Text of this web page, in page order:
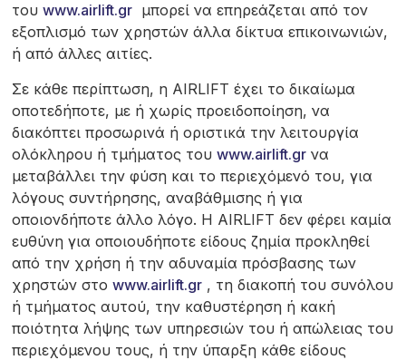
του www.airlift.grμπορεί να επηρεάζεται από τον
εξοπλισμό των χρηστών άλλα δίκτυα επικοινωνιών,
ή από άλλες αιτίες.
Σε κάθε περίπτωση, η AIRLIFT έχει το δικαίωμα
οποτεδήποτε, με ή χωρίς προειδοποίηση, να
διακόπτει προσωρινά ή οριστικά την λειτουργία
ολόκληρου ή τμήματος του www.airlift.grνα
μεταβάλλει την φύση και το περιεχόμενό του, για
λόγους συντήρησης, αναβάθμισης ή για
οποιονδήποτε άλλο λόγο. Η AIRLIFT δεν φέρει καμία
ευθύνη για οποιουδήποτε είδους ζημία προκληθεί
από την χρήση ή την αδυναμία πρόσβασης των
χρηστών στο www.airlift.gr, τη διακοπή του συνόλου
ή τμήματος αυτού, την καθυστέρηση ή κακή
ποιότητα λήψης των υπηρεσιών του ή απώλειας του
περιεχόμενου τους, ή την ύπαρξη κάθε είδους